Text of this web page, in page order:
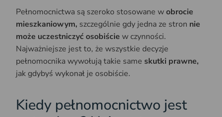
Pełnomocnictwa są szeroko stosowane wobrocie
mieszkaniowym, szczególnie gdy jedna ze stron nie
może uczestniczyć osobiście w czynności.
Najważniejsze jest to, że wszystkie decyzje
pełnomocnika wywołują takie same skutki prawne,
jak gdybyś wykonał je osobiście.
Kiedy pełnomocnictwo jest